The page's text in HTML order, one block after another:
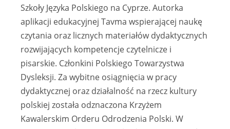
Szkoły Języka Polskiego na Cyprze. Autorka
aplikacji edukacyjnej Tavma wspierającej naukę
czytania oraz licznych materiałów dydaktycznych
rozwijających kompetencje czytelnicze i
pisarskie. Członkini Polskiego Towarzystwa
Dysleksji. Za wybitne osiągnięcia w pracy
dydaktycznej oraz działalność na rzecz kultury
polskiej została odznaczona Krzyżem
Kawalerskim Orderu Odrodzenia Polski. W